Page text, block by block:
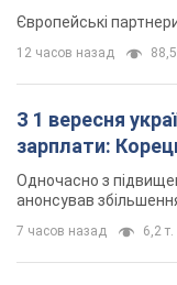
Європейські
12 часов назад
З 1 вересня
зарплати:
Одночасно з
анонсував
7 часов назад 6,2 т.